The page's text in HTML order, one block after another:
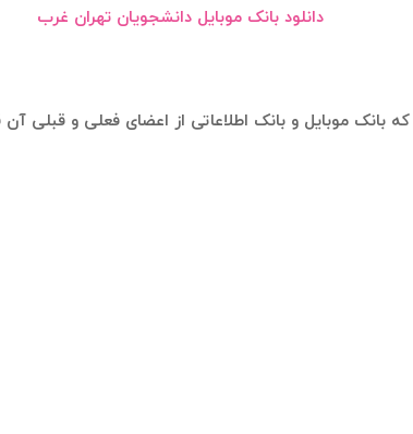
دانلود بانک موبایل دانشجویان تهران غرب
بانک موبایل و بانک اطلاعاتی از اعضای فعلی و قبلی